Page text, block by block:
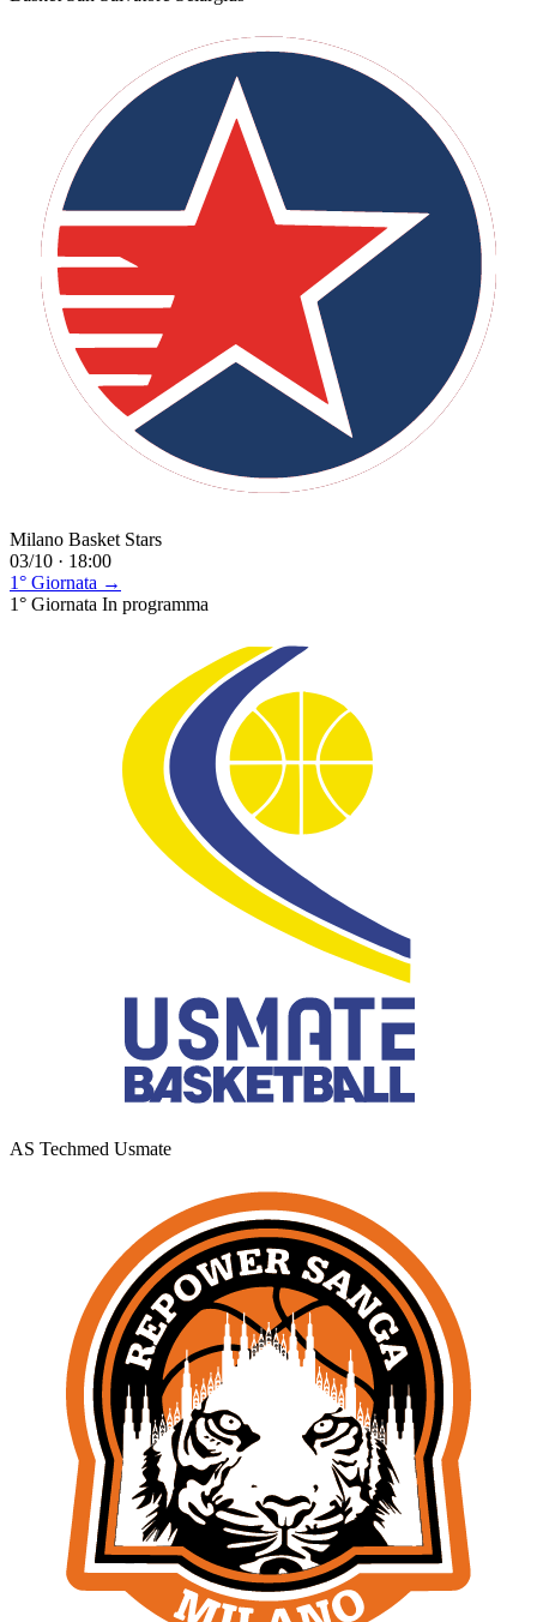
Milano Basket Stars
03/10 · 18:00
1° Giornata →
1° Giornata In programma
AS Techmed Usmate